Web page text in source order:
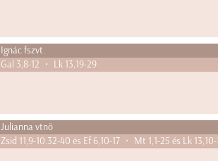
Ignác fszvt.
Gal 3,8-12 • Lk 13,19-29
Julianna vtnő
Zsid 11,9-10.32-40 és Ef 6,10-17 • Mt 1,1-25 és Lk 13,10-